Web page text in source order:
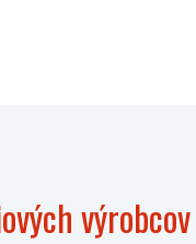
výrobcov